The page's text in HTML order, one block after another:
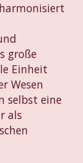
große
Einheit
Wesen
selbst eine
als